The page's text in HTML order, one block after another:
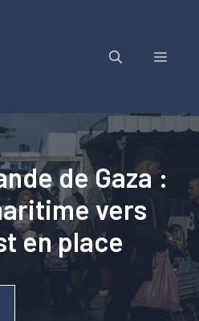
Menu
de Gaza :
vers
en place